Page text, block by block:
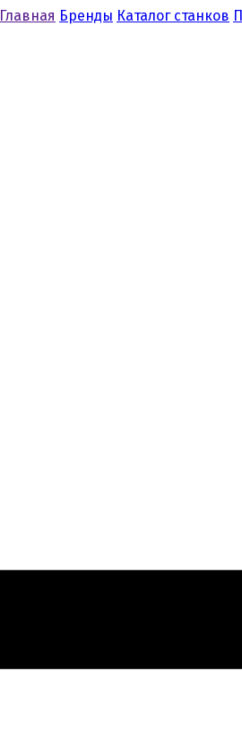
Главная Бренды Каталог станков